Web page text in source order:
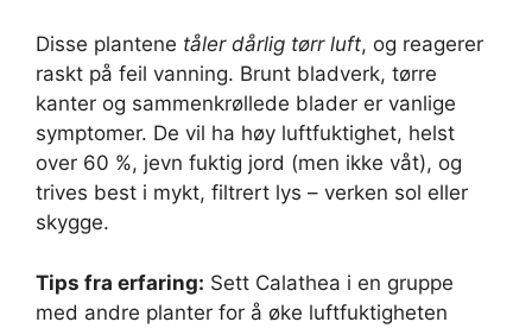
Disse plantene tåler dårlig tørr luft, og reagerer
raskt på feil vanning. Brunt bladverk, tørre
kanter og sammenkrøllede blader er vanlige
symptomer. De vil ha høy luftfuktighet, helst
over 60 %, jevn fuktig jord (men ikke våt), og
trives best i mykt, filtrert lys – verken sol eller
skygge.
Tips fra erfaring: Sett Calathea i en gruppe
med andre planter for å øke luftfuktigheten